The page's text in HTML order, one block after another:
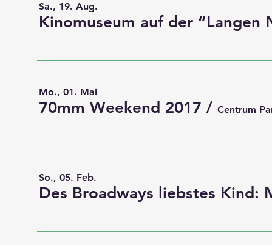
Sa., 19. Aug.
Mo., 01. Mai
70mm Weekend 2017 / Centrum
So., 05. Feb.